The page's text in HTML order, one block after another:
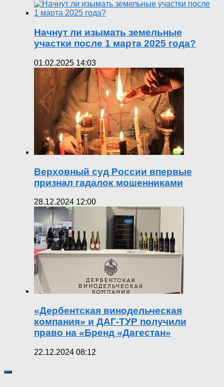
Начнут ли изымать земельные
участки после 1 марта 2025 года?
01.02.2025 14:03
Верховный суд России впервые
признал гадалок мошенниками
28.12.2024 12:00
«Дербентская винодельческая
компания» и ДАГ-ТУР получили
право на «Бренд «Дагестан»
22.12.2024 08:12